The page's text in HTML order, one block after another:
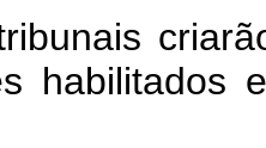
habilitados